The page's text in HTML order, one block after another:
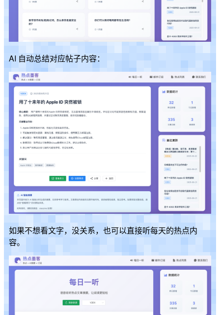
AI 自动总结对应帖子内容：
如果不想看文字，没关系，也可以直接听每天的热点内
容。